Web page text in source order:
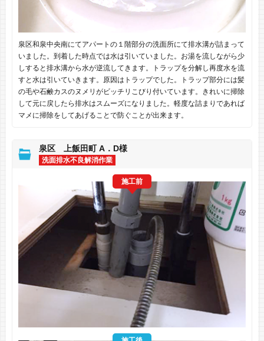
泉区和泉中央南にてアパートの１階部分の洗面所にて排水溝が詰まって
いました。到着した時点では水は引いていました。お湯を流しながら少
しすると排水溝から水が逆流してきます。トラップを分解し再度水を流
すと水は引いていきます。原因はトラップでした。トラップ部分には髪
の毛や石鹸カスのヌメリがビッチリこびり付いています。きれいに掃除
して元に戻したら排水はスムーズになりました。軽度な詰まりであれば
マメに掃除をしてあげることで防ぐことが出来ます。
泉区 上飯田町 A．D様
洗面排水不良解消作業
施工前